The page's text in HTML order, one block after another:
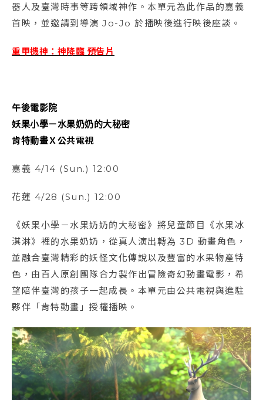
器人及臺灣時事等跨領域神作。本單元為此作品的嘉義
首映，並邀請到導演 Jo-Jo 於播映後進行映後座談。
重甲機神：神降臨 預告片
午後電影院
妖果小學－水果奶奶的大秘密
肯特動畫Ｘ公共電視
嘉義 4/14 (Sun.) 12:00
花蓮 4/28 (Sun.) 12:00
《妖果小學－水果奶奶的大秘密》將兒童節目《水果冰
淇淋》裡的水果奶奶，從真人演出轉為 3D 動畫角色，
並融合臺灣精彩的妖怪文化傳說以及豐富的水果物產特
色，由百人原創團隊合力製作出冒險奇幻動畫電影，希
望陪伴臺灣的孩子一起成長。本單元由公共電視與進駐
夥伴「肯特動畫」授權播映。